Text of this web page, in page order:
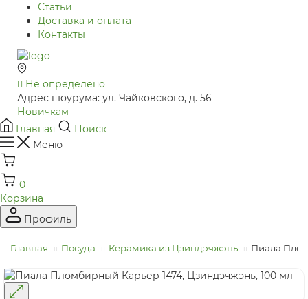
Статьи
Доставка и оплата
Контакты
Не определено
Адрес шоурума: ул. Чайковского, д. 56
Новичкам
Главная
Поиск
Меню
0
Корзина
Профиль
Главная Посуда Керамика из Цзиндэчжэнь Пиала